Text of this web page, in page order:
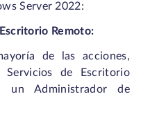
Server 2022:
Remoto:
de las acciones,
de Escritorio
un Administrador de